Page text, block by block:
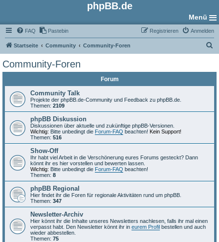
phpBB.de
Menü
FAQ Pastebin Anmelden
Registrieren
Startseite Community Community-Foren
Community-Foren
Forum
Community Talk
Projekte der phpBB.de-Community und Feedback zu phpBB.de.
Themen: 2109
phpBB Diskussion
Diskussionen über aktuelle und zukünftige phpBB-Versionen.
Wichtig: Bitte unbedingt die Forum-FAQ beachten! Kein Support!
Themen: 516
Show-Off
Ihr habt viel Arbeit in die Verschönerung eures Forums gesteckt? Dann
könnt ihr es hier vorstellen und bewerten lassen.
Wichtig: Bitte unbedingt die Forum-FAQ beachten!
Themen: 8
phpBB Regional
Hier findet ihr die Foren für regionale Aktivitäten rund um phpBB.
Themen: 347
Newsletter-Archiv
Hier könnt ihr die Inhalte unseres Newsletters nachlesen, falls ihr mal einen
verpasst habt. Den Newsletter könnt ihr in eurem Profil bestellen und auch
wieder abbestellen.
Themen: 75